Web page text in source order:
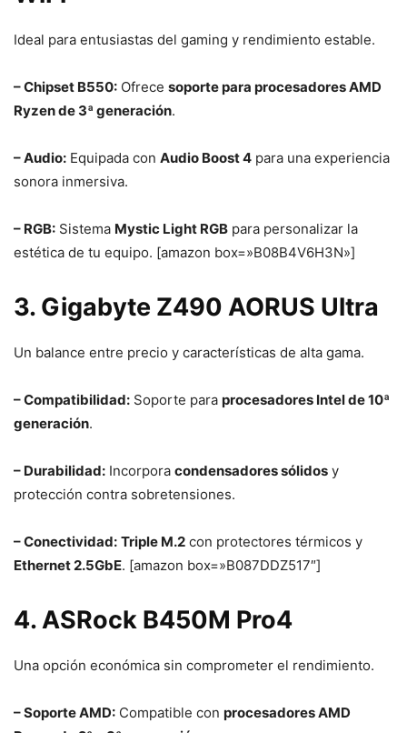
Ideal para entusiastas del gaming y rendimiento estable.
– Chipset B550: Ofrece soporte para procesadores AMD
Ryzen de 3ª generación.
– Audio: Equipada con Audio Boost 4 para una experiencia
sonora inmersiva.
– RGB: Sistema Mystic Light RGB para personalizar la
estética de tu equipo. [amazon box=»B08B4V6H3N»]
3. Gigabyte Z490 AORUS Ultra
Un balance entre precio y características de alta gama.
– Compatibilidad: Soporte para procesadores Intel de 10ª
generación.
– Durabilidad: Incorpora condensadores sólidos y
protección contra sobretensiones.
– Conectividad: Triple M.2 con protectores térmicos y
Ethernet 2.5GbE. [amazon box=»B087DDZ517″]
4. ASRock B450M Pro4
Una opción económica sin comprometer el rendimiento.
– Soporte AMD: Compatible con procesadores AMD